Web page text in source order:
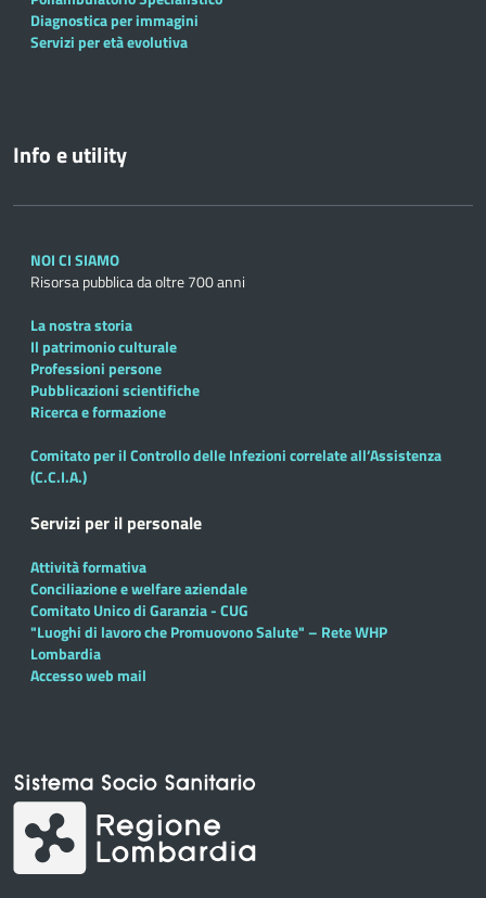
Diagnostica per immagini
Servizi per età evolutiva
Info e utility
NOI CI SIAMO
Risorsa pubblica da oltre 700 anni
La nostra storia
Il patrimonio culturale
Professioni persone
Pubblicazioni scientifiche
Ricerca e formazione
Comitato per il Controllo delle Infezioni correlate all’Assistenza
(C.C.I.A.)
Servizi per il personale
Attività formativa
Conciliazione e welfare aziendale
Comitato Unico di Garanzia - CUG
"Luoghi di lavoro che Promuovono Salute" – Rete WHP
Lombardia
Accesso web mail